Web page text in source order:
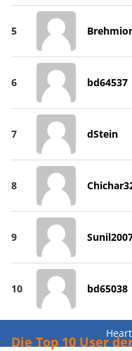
5
6 bd64537
7 dStein
8
9
10 bd65038
Die Top 10 User